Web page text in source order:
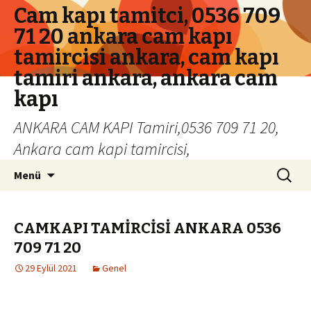
Cam kapı tamitci, 0536 709
71 20 ankara cam kapı
tamircisi ankara, cam kapı
tamiri ankara, ankara cam
kapı
ANKARA CAM KAPI Tamiri,0536 709 71 20,
Ankara cam kapi tamircisi,
Menü Arama:
CAMKAPI TAMİRCİSİ ANKARA 0536
709 71 20
29 Eylül 2021 Genel